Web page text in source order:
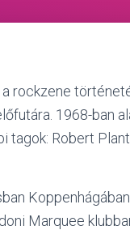
rockzene
1968-ban
tagok: Robert
Marquee